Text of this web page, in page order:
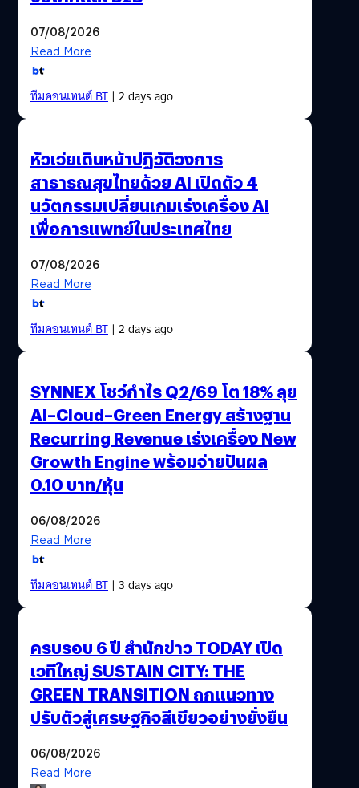
07/08/2026
Read More
ทีมคอนเทนต์ BT| 2 days ago
หัวเว่ยเดินหน้าปฏิวัติวงการ
สาธารณสุขไทยด้วย AI เปิดตัว 4
นวัตกรรมเปลี่ยนเกมเร่งเครื่อง AI
เพื่อการแพทย์ในประเทศไทย
07/08/2026
Read More
ทีมคอนเทนต์ BT| 2 days ago
SYNNEX โชว์กำไร Q2/69 โต 18% ลุย
AI–Cloud–Green Energy สร้างฐาน
Recurring Revenue เร่งเครื่อง New
Growth Engine พร้อมจ่ายปันผล
0.10 บาท/หุ้น
06/08/2026
Read More
ทีมคอนเทนต์ BT| 3 days ago
ครบรอบ 6 ปี สำนักข่าว TODAY เปิด
เวทีใหญ่ SUSTAIN CITY: THE
GREEN TRANSITION ถกแนวทาง
ปรับตัวสู่เศรษฐกิจสีเขียวอย่างยั่งยืน
06/08/2026
Read More